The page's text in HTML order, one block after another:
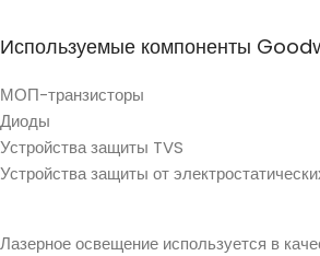
Используемые компоненты
МОП-транзисторы
Диоды
Устройства защиты TVS
Устройства защиты от
Лазерное освещение используется в